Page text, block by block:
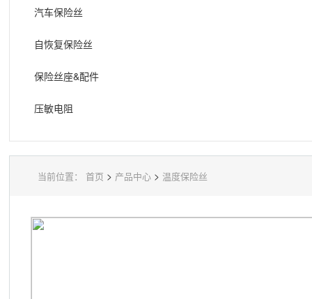
汽车保险丝
自恢复保险丝
保险丝座&配件
压敏电阻
当前位置： 首页 > 产品中心> 温度保险丝